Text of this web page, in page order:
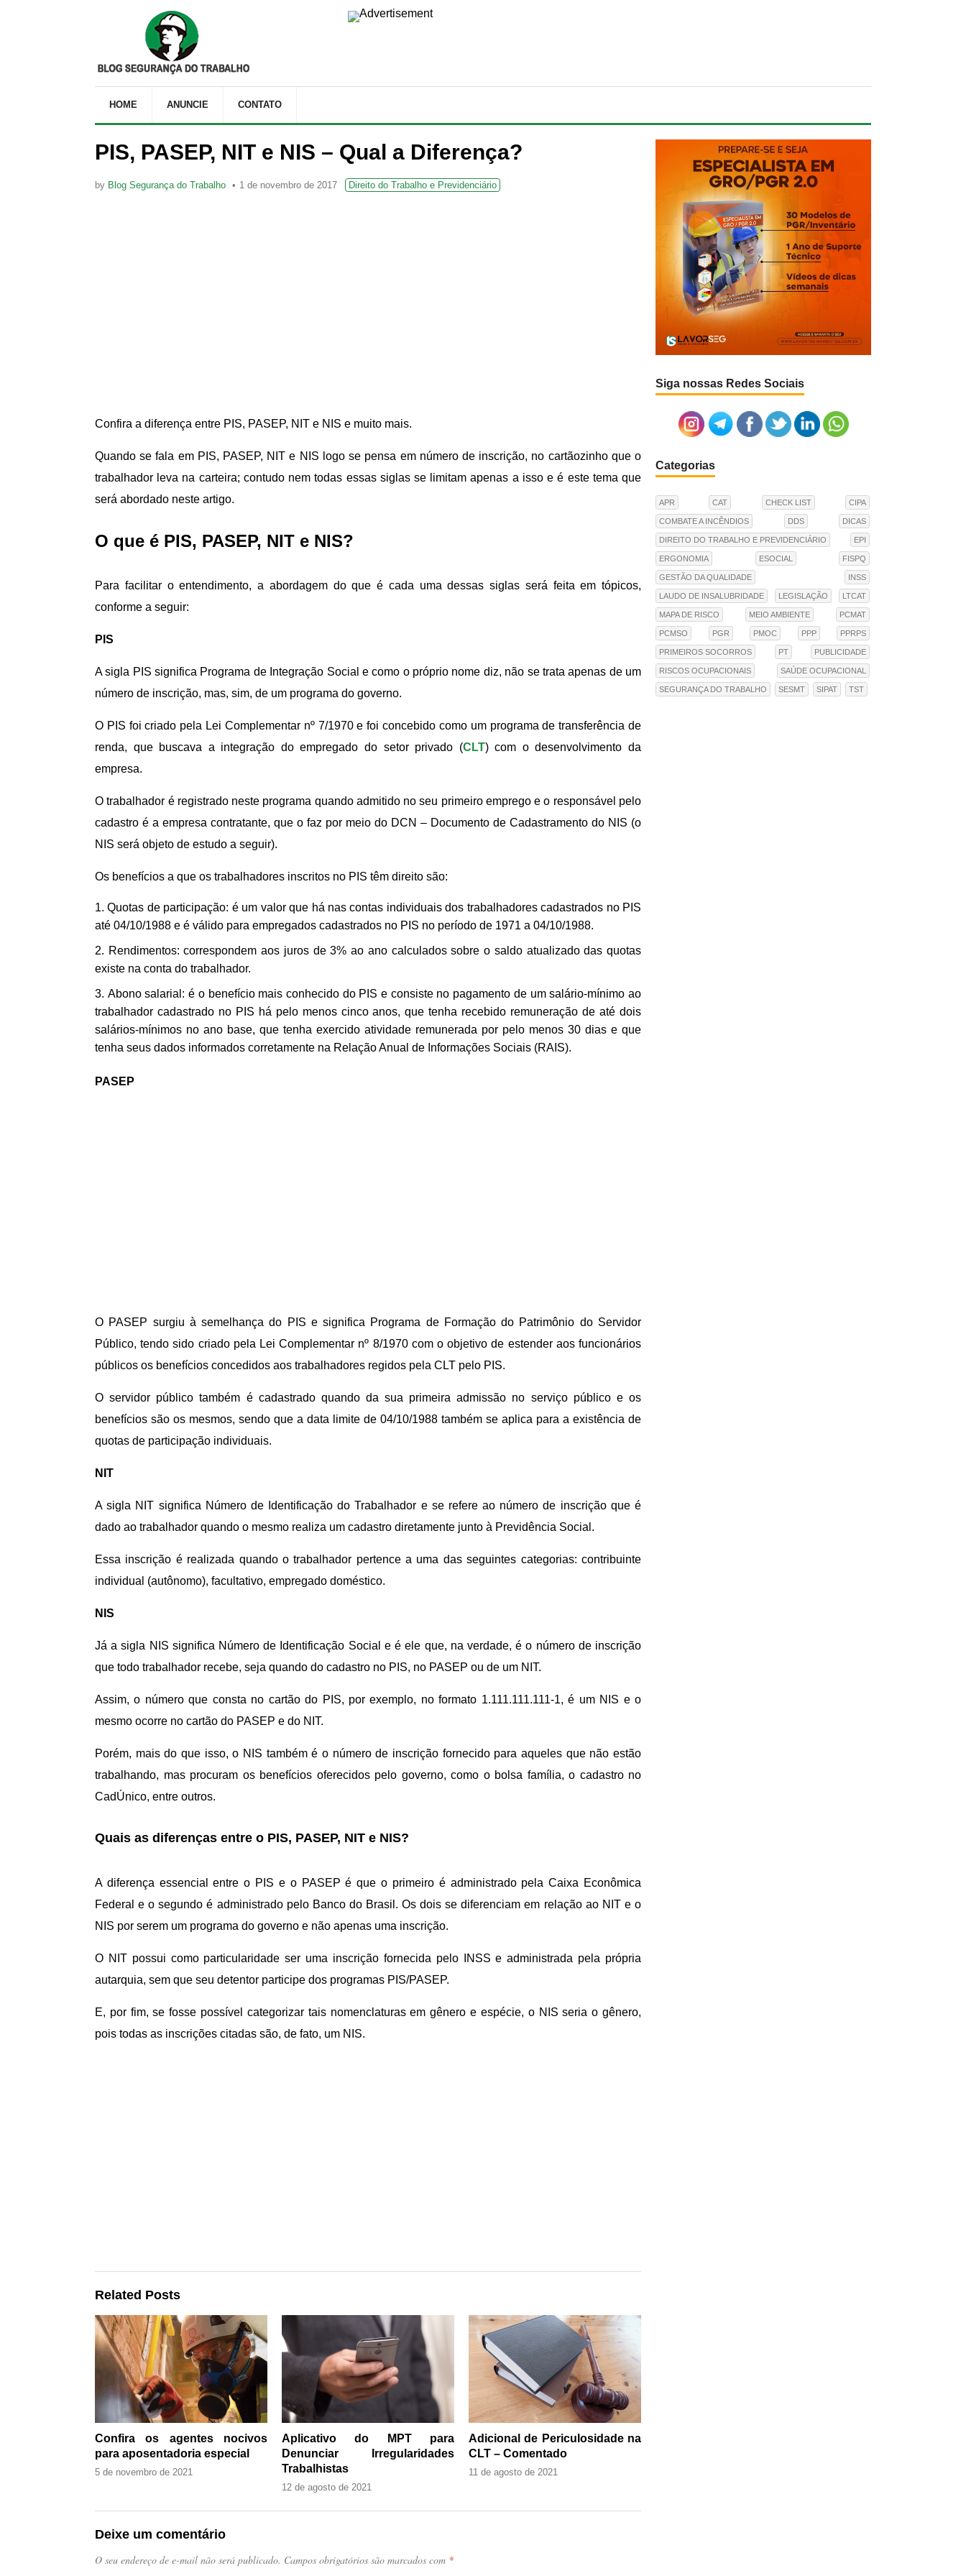
HOME ANUNCIE CONTATO
PIS, PASEP, NIT e NIS – Qual a Diferença?
by Blog Segurança do Trabalho 1 de novembro de 2017 Direito do Trabalho e Previdenciário
Confira a diferença entre PIS, PASEP, NIT e NIS e muito mais.
Quando se fala em PIS, PASEP, NIT e NIS logo se pensa em número de inscrição, no cartãozinho que o
trabalhador leva na carteira; contudo nem todas essas siglas se limitam apenas a isso e é este tema que
será abordado neste artigo.
O que é PIS, PASEP, NIT e NIS?
Para facilitar o entendimento, a abordagem do que é cada uma dessas siglas será feita em tópicos,
conforme a seguir:
PIS
A sigla PIS significa Programa de Integração Social e como o próprio nome diz, não se trata apenas de um
número de inscrição, mas, sim, de um programa do governo.
O PIS foi criado pela Lei Complementar nº 7/1970 e foi concebido como um programa de transferência de
renda, que buscava a integração do empregado do setor privado (CLT) com o desenvolvimento da
empresa.
O trabalhador é registrado neste programa quando admitido no seu primeiro emprego e o responsável pelo
cadastro é a empresa contratante, que o faz por meio do DCN – Documento de Cadastramento do NIS (o
NIS será objeto de estudo a seguir).
Os benefícios a que os trabalhadores inscritos no PIS têm direito são:
Quotas de participação: é um valor que há nas contas individuais dos trabalhadores cadastrados no PIS
até 04/10/1988 e é válido para empregados cadastrados no PIS no período de 1971 a 04/10/1988.
Rendimentos: correspondem aos juros de 3% ao ano calculados sobre o saldo atualizado das quotas
existe na conta do trabalhador.
Abono salarial: é o benefício mais conhecido do PIS e consiste no pagamento de um salário-mínimo ao
trabalhador cadastrado no PIS há pelo menos cinco anos, que tenha recebido remuneração de até dois
salários-mínimos no ano base, que tenha exercido atividade remunerada por pelo menos 30 dias e que
tenha seus dados informados corretamente na Relação Anual de Informações Sociais (RAIS).
PASEP
O PASEP surgiu à semelhança do PIS e significa Programa de Formação do Patrimônio do Servidor
Público, tendo sido criado pela Lei Complementar nº 8/1970 com o objetivo de estender aos funcionários
públicos os benefícios concedidos aos trabalhadores regidos pela CLT pelo PIS.
O servidor público também é cadastrado quando da sua primeira admissão no serviço público e os
benefícios são os mesmos, sendo que a data limite de 04/10/1988 também se aplica para a existência de
quotas de participação individuais.
NIT
A sigla NIT significa Número de Identificação do Trabalhador e se refere ao número de inscrição que é
dado ao trabalhador quando o mesmo realiza um cadastro diretamente junto à Previdência Social.
Essa inscrição é realizada quando o trabalhador pertence a uma das seguintes categorias: contribuinte
individual (autônomo), facultativo, empregado doméstico.
NIS
Já a sigla NIS significa Número de Identificação Social e é ele que, na verdade, é o número de inscrição
que todo trabalhador recebe, seja quando do cadastro no PIS, no PASEP ou de um NIT.
Assim, o número que consta no cartão do PIS, por exemplo, no formato 1.111.111.111-1, é um NIS e o
mesmo ocorre no cartão do PASEP e do NIT.
Porém, mais do que isso, o NIS também é o número de inscrição fornecido para aqueles que não estão
trabalhando, mas procuram os benefícios oferecidos pelo governo, como o bolsa família, o cadastro no
CadÚnico, entre outros.
Quais as diferenças entre o PIS, PASEP, NIT e NIS?
A diferença essencial entre o PIS e o PASEP é que o primeiro é administrado pela Caixa Econômica
Federal e o segundo é administrado pelo Banco do Brasil. Os dois se diferenciam em relação ao NIT e o
NIS por serem um programa do governo e não apenas uma inscrição.
O NIT possui como particularidade ser uma inscrição fornecida pelo INSS e administrada pela própria
autarquia, sem que seu detentor participe dos programas PIS/PASEP.
E, por fim, se fosse possível categorizar tais nomenclaturas em gênero e espécie, o NIS seria o gênero,
pois todas as inscrições citadas são, de fato, um NIS.
Related Posts
Confira os agentes nocivos
para aposentadoria especial
5 de novembro de 2021
Aplicativo do MPT para
Denunciar Irregularidades
Trabalhistas
12 de agosto de 2021
Adicional de Periculosidade na
CLT – Comentado
11 de agosto de 2021
Deixe um comentário
O seu endereço de e-mail não será publicado. Campos obrigatórios são marcados com *
Siga nossas Redes Sociais
Categorias
APR CAT CHECK LIST CIPA
COMBATE A INCÊNDIOS DDS DICAS
DIREITO DO TRABALHO E PREVIDENCIÁRIO EPI
ERGONOMIA ESOCIAL FISPQ
GESTÃO DA QUALIDADE INSS
LAUDO DE INSALUBRIDADE LEGISLAÇÃO LTCAT
MAPA DE RISCO MEIO AMBIENTE PCMAT
PCMSO PGR PMOC PPP PPRPS
PRIMEIROS SOCORROS PT PUBLICIDADE
RISCOS OCUPACIONAIS SAÚDE OCUPACIONAL
SEGURANÇA DO TRABALHO SESMT SIPAT TST